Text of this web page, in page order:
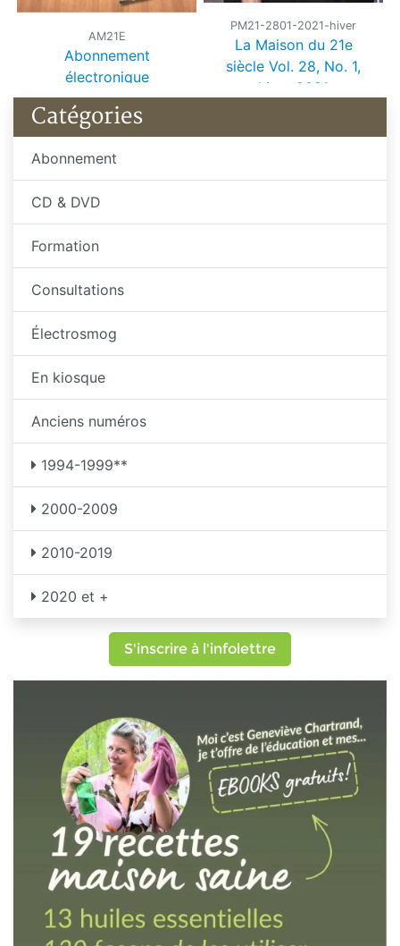
AM21E
Abonnement
électronique
PM21-2801-2021-hiver
La Maison du 21e
siècle Vol. 28, No. 1,
hiver 2021
Catégories
Abonnement
CD & DVD
Formation
Consultations
Électrosmog
En kiosque
Anciens numéros
1994-1999**
2000-2009
2010-2019
2020 et +
S'inscrire à l'infolettre